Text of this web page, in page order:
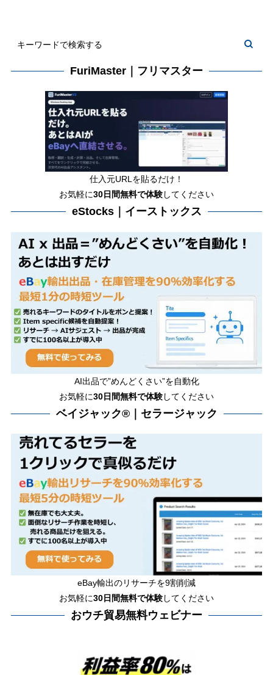
FuriMaster｜フリマスター
仕入元URLを貼るだけ！
お気軽に30日間無料で体験してください
eStocks｜イーストックス
AI出品で”めんどくさい”を自動化
お気軽に30日間無料で体験してください
ベイジャック®｜セラージャック
eBay輸出のリサーチを9割削減
お気軽に30日間無料で体験してください
おウチ貿易無料ウェビナー